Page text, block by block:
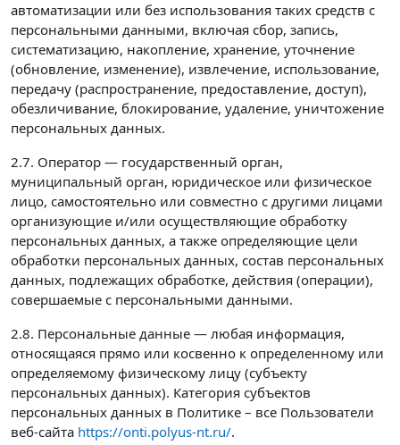
автоматизации или без использования таких средств с
персональными данными, включая сбор, запись,
систематизацию, накопление, хранение, уточнение
(обновление, изменение), извлечение, использование,
передачу (распространение, предоставление, доступ),
обезличивание, блокирование, удаление, уничтожение
персональных данных.
2.7. Оператор — государственный орган,
муниципальный орган, юридическое или физическое
лицо, самостоятельно или совместно с другими лицами
организующие и/или осуществляющие обработку
персональных данных, а также определяющие цели
обработки персональных данных, состав персональных
данных, подлежащих обработке, действия (операции),
совершаемые с персональными данными.
2.8. Персональные данные — любая информация,
относящаяся прямо или косвенно к определенному или
определяемому физическому лицу (субъекту
персональных данных). Категория субъектов
персональных данных в Политике – все Пользователи
веб-сайта https://onti.polyus-nt.ru/.